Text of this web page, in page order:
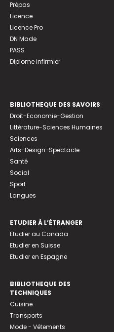
Prépas
Licence
Licence Pro
DN Made
PASS
Diplome infirmier
BIBLIOTHEQUE DES SAVOIRS
Droit-Economie-Gestion
Littérature-Sciences Humaines
Sciences
Arts-Design-Spectacle
Santé
Social
Sport
Langues
ETUDIER À L’ÉTRANGER
Etudier au Canada
Etudier en Suisse
Etudier en Espagne
BIBLIOTHEQUE DES
TECHNIQUES
Cuisine
Transports
Mode - Vêtements